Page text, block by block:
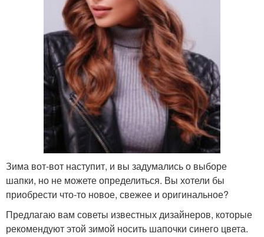
Зима вот-вот наступит, и вы задумались о выборе
шапки, но не можете определиться. Вы хотели бы
приобрести что-то новое, свежее и оригинальное?
Предлагаю вам советы известных дизайнеров, которые
рекомендуют этой зимой носить шапочки синего цвета.